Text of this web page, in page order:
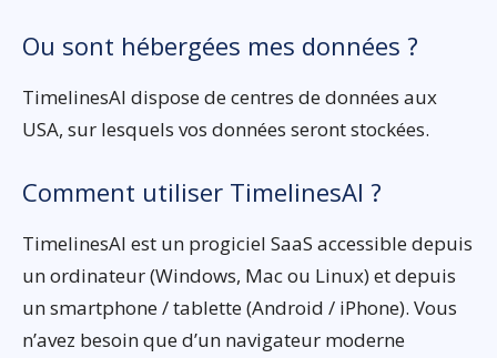
Ou sont hébergées mes données ?
TimelinesAI dispose de centres de données aux
USA, sur lesquels vos données seront stockées.
Comment utiliser TimelinesAI ?
TimelinesAI est un progiciel SaaS accessible depuis
un ordinateur (Windows, Mac ou Linux) et depuis
un smartphone / tablette (Android / iPhone). Vous
n’avez besoin que d’un navigateur moderne